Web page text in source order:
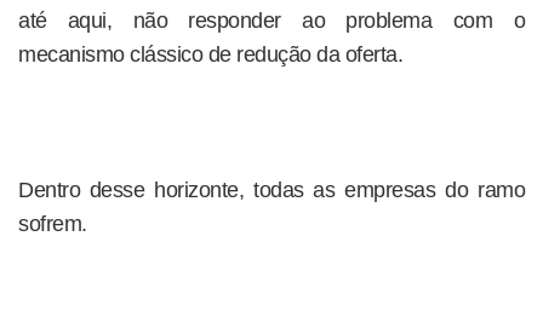
até aqui, não responder ao problema com o
mecanismo clássico de redução da oferta.
Dentro desse horizonte, todas as empresas do ramo
sofrem.